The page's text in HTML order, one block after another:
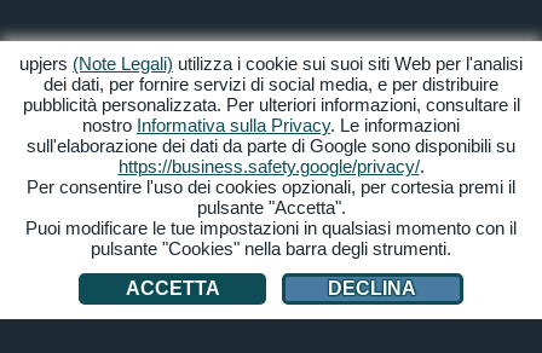
INFO UTENTE & SUPPORTO
Guida per Let's Plays
Supporto
Legali
Privacy
Termini &
Condizioni
Gestione Cookies
upjers (Note Legali) utilizza i cookie sui suoi siti Web per l'analisi
dei dati, per fornire servizi di social media, e per distribuire
pubblicità personalizzata. Per ulteriori informazioni, consultare il
nostro Informativa sulla Privacy. Le informazioni
sull'elaborazione dei dati da parte di Google sono disponibili su
https://business.safety.google/privacy/.
Per consentire l'uso dei cookies opzionali, per cortesia premi il
pulsante "Accetta".
Puoi modificare le tue impostazioni in qualsiasi momento con il
pulsante "Cookies" nella barra degli strumenti.
ACCETTA
DECLINA